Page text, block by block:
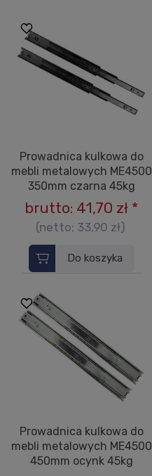
Prowadnica kulkowa do
mebli metalowych ME4500
350mm czarna 45kg
brutto: 41,70 zł *
(netto: 33,90 zł)
Do koszyka
Prowadnica kulkowa do
mebli metalowych ME4500
450mm ocynk 45kg